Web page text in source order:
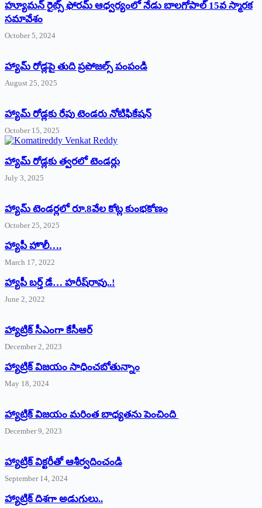
హ్యూమన్‌ రైట్స్‌ ఫోరమ్‌ ఆధ్వర్యంలో నేడు బాలగోపాల్‌ 15వ స్మారక
సమావేశం
October 5, 2024
హ్యామ్‌ రోడ్లపై తుది ప్రపోజల్స్‌ పంపండి
August 25, 2025
హ్యామ్‌ రోడ్లకు రేపు టెండరు నోటిఫికేషన్‌
October 15, 2025
హ్యామ్‌ రోడ్లకు త్వరలో టెండర్లు
July 3, 2025
హ్యామ్‌ ‌టెండర్లలో రూ.8వేల కోట్ల కుంభకోణం
October 25, 2025
హ్యాపీ హొలీ….
March 17, 2022
హ్యాపీ బర్త్ ‌డే… హరీష్‌రావు..!
June 2, 2022
హ్యాట్రిక్‌ ‌సీఎంగా కేసీఆర్‌
December 2, 2023
హ్యాట్రిక్‌ విజయం సాధించబోతున్నాం
May 18, 2024
హ్యాట్రిక్ విజయం మరింత బాధ్యతను పెంచింది
December 9, 2023
హ్యాట్రిక్‌ ‌విక్టరీతో ఆశీర్వదించండి
September 14, 2024
‌హ్యాట్రిక్‌ ‌దిశగా అడుగులు..